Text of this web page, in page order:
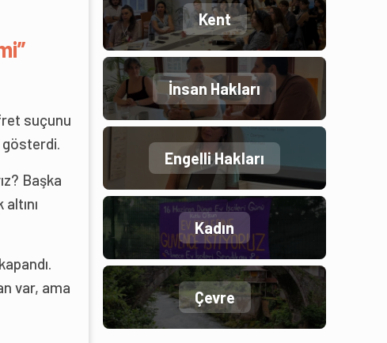
suçunu
Başka
var, ama
Kent
İnsan Hakları
Engelli Hakları
Kadın
Çevre